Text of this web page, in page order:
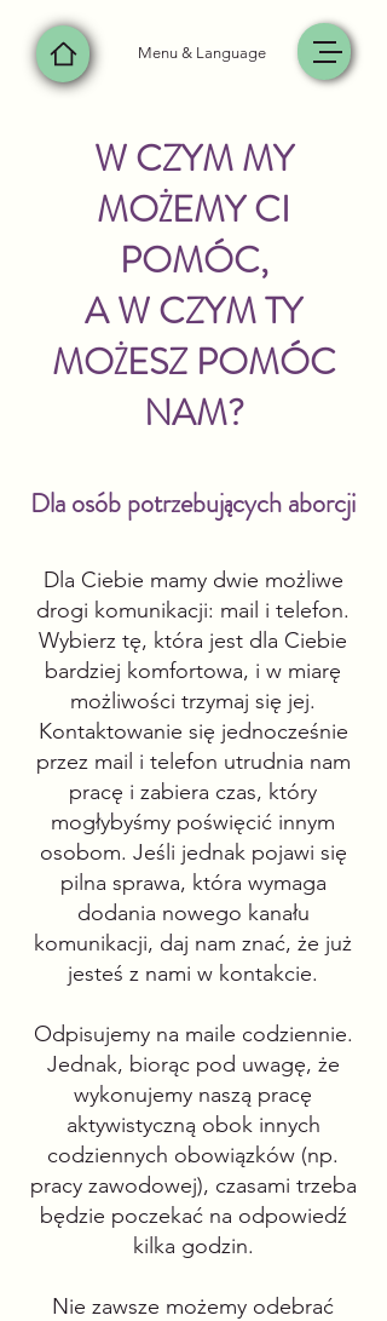
Menu & Language
W CZYM MY
MOŻEMY CI
POMÓC,
A W CZYM TY
MOŻESZ POMÓC
NAM?
Dla osób potrzebujących aborcji
Dla Ciebie mamy dwie możliwe
drogi komunikacji: mail i telefon.
Wybierz tę, która jest dla Ciebie
bardziej komfortowa, i w miarę
możliwości trzymaj się jej.
Kontaktowanie się jednocześnie
przez mail i telefon utrudnia nam
pracę i zabiera czas, który
mogłybyśmy poświęcić innym
osobom. Jeśli jednak pojawi się
pilna sprawa, która wymaga
dodania nowego kanału
komunikacji, daj nam znać, że już
jesteś z nami w kontakcie.
Odpisujemy na maile codziennie.
Jednak, biorąc pod uwagę, że
wykonujemy naszą pracę
aktywistyczną obok innych
codziennych obowiązków (np.
pracy zawodowej), czasami trzeba
będzie poczekać na odpowiedź
kilka godzin.
Nie zawsze możemy odebrać